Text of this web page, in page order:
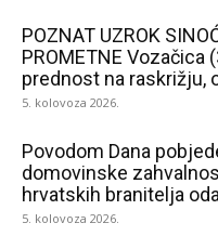
POZNAT UZROK
PROMETNE Vozačica
prednost na raskrižju,
5. kolovoza 2026.
Povodom Dana
domovinske
hrvatskih branitelja
5. kolovoza 2026.